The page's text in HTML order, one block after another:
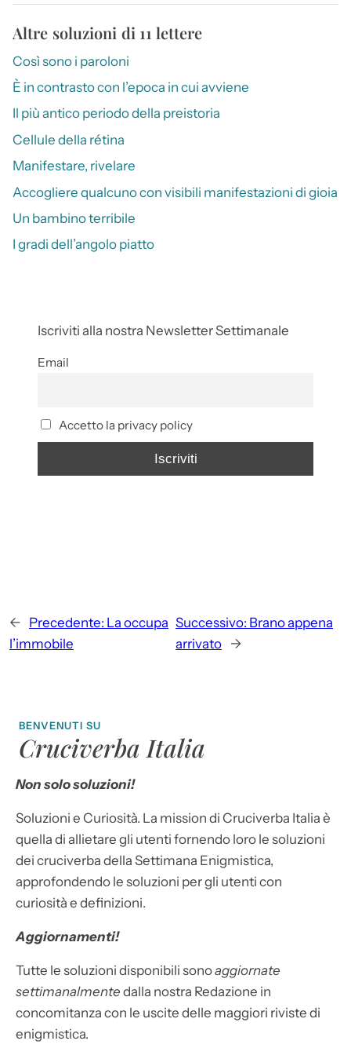
Altre soluzioni di 11 lettere
Così sono i paroloni
È in contrasto con l’epoca in cui avviene
Il più antico periodo della preistoria
Cellule della rétina
Manifestare, rivelare
Accogliere qualcuno con visibili manifestazioni di gioia
Un bambino terribile
I gradi dell’angolo piatto
Iscriviti alla nostra Newsletter Settimanale
Email
Accetto la privacy policy
← Precedente: La occupa
l’immobile
Successivo: Brano appena
arrivato →
BENVENUTI SU
Cruciverba Italia
Non solo soluzioni!
Soluzioni e Curiosità. La mission di Cruciverba Italia è
quella di allietare gli utenti fornendo loro le soluzioni
dei cruciverba della Settimana Enigmistica,
approfondendo le soluzioni per gli utenti con
curiosità e definizioni.
Aggiornamenti!
Tutte le soluzioni disponibili sonoaggiornate
settimanalmente dalla nostra Redazione in
concomitanza con le uscite delle maggiori riviste di
enigmistica.